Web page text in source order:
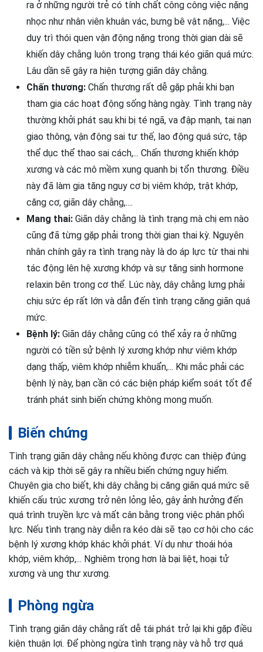
ra ở những người trẻ có tính chất công công việc nặng
nhọc như nhân viên khuân vác, bưng bê vật nặng,... Việc
duy trì thói quen vận động nặng trong thời gian dài sẽ
khiến dây chằng luôn trong trạng thái kéo giãn quá mức.
Lâu dần sẽ gây ra hiện tượng giãn dây chằng.
Chấn thương: Chấn thương rất dễ gặp phải khi bạn
tham gia các hoạt động sống hàng ngày. Tình trạng này
thường khởi phát sau khi bị té ngã, va đập mạnh, tai nạn
giao thông, vận động sai tư thế, lao động quá sức, tập
thể dục thể thao sai cách,... Chấn thương khiến khớp
xương và các mô mềm xung quanh bị tổn thương. Điều
này đã làm gia tăng nguy cơ bị viêm khớp, trật khớp,
căng cơ, giãn dây chằng,....
Mang thai: Giãn dây chằng là tình trạng mà chị em nào
cũng đã từng gặp phải trong thời gian thai kỳ. Nguyên
nhân chính gây ra tình trạng này là do áp lực từ thai nhi
tác động lên hệ xương khớp và sự tăng sinh hormone
relaxin bên trong cơ thể. Lúc này, dây chằng lưng phải
chịu sức ép rất lớn và dẫn đến tình trạng căng giãn quá
mức.
Bệnh lý: Giãn dây chằng cũng có thể xảy ra ở những
người có tiền sử bệnh lý xương khớp như viêm khớp
dạng thấp, viêm khớp nhiễm khuẩn,... Khi mắc phải các
bệnh lý này, bạn cần có các biện pháp kiểm soát tốt để
tránh phát sinh biến chứng không mong muốn.
Biến chứng
Tình trạng giãn dây chằng nếu không được can thiệp đúng
cách và kịp thời sẽ gây ra nhiều biến chứng nguy hiểm.
Chuyên gia cho biết, khi dây chằng bị căng giãn quá mức sẽ
khiến cấu trúc xương trở nên lỏng lẻo, gây ảnh hưởng đến
quá trình truyền lực và mất cân bằng trong việc phân phối
lực. Nếu tình trạng này diễn ra kéo dài sẽ tạo cơ hội cho các
bệnh lý xương khớp khác khởi phát. Ví dụ như thoái hóa
khớp, viêm khớp,... Nghiêm trọng hơn là bại liệt, hoại tử
xương và ung thư xương.
Phòng ngừa
Tình trạng giãn dây chằng rất dễ tái phát trở lại khi gặp điều
kiện thuận lợi. Để phòng ngừa tình trạng này và hỗ trợ quá